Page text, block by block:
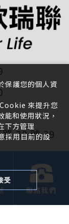
38 號 39
送出
聯絡我們
保護您的個人資
來提升您
和使用狀況，
下方管理
採用目前的設
受